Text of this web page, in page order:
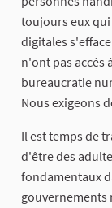
toujours eux
digitales
n'ont pas accès
bureaucratie
Nous exigeons
Il est temps de
d'être des
fondamentaux
gouvernements